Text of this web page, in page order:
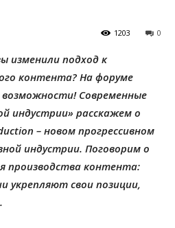
0
1203
изменили подход к
контента? На форуме
Современные
индустрии» расскажем о
– новом прогрессивном
индустрии. Поговорим о
производства контента:
укрепляют свои позиции,